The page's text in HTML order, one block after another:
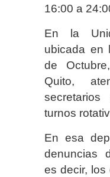
16:00 a
En la
ubicada en
de
Quito,
turnos
En esa
denuncias
es decir,